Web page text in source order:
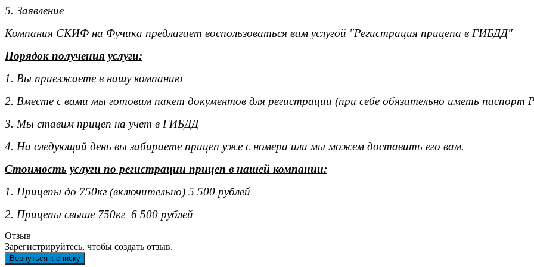
5. Заявление
Компания СКИФ на Фучика предлагает воспользоваться вам услугой "Регистрация прицепа в ГИБДД"
Порядок получения услуги:
1. Вы приезжаете в нашу компанию
2. Вместе с вами мы готовим пакет документов для регистрации (при себе обязательно иметь паспорт
3. Мы ставим прицеп на учет в ГИБДД
4. На следующий день вы забираете прицеп уже с номера или мы можем доставить его вам.
Стоимость услуги по регистрации прицеп в нашей компании:
1. Прицепы до 750кг (включительно) 5 500 рублей
2. Прицепы свыше 750кг 6 500 рублей
Отзыв
Зарегистрируйтесь, чтобы создать отзыв.